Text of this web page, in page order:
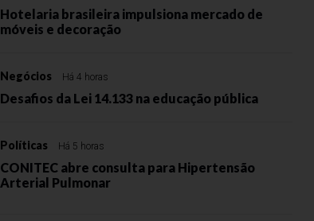
Hotelaria brasileira impulsiona mercado de
móveis e decoração
Negócios Há 4 horas
Desafios da Lei 14.133 na educação pública
Políticas Há 5 horas
CONITEC abre consulta para Hipertensão
Arterial Pulmonar